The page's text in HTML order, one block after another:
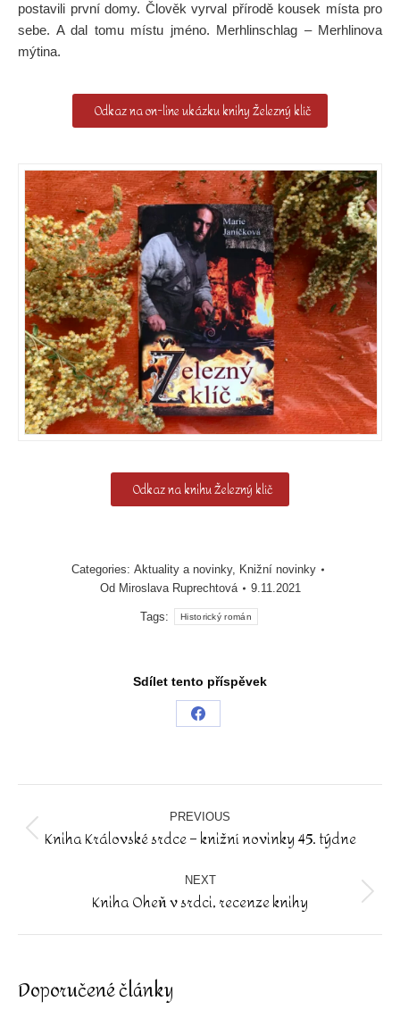
postavili první domy. Člověk vyrval přírodě kousek místa pro
sebe. A dal tomu místu jméno. Merhlinschlag – Merhlinova
mýtina.
Odkaz na on-line ukázku knihy Železný klíč
Odkaz na knihu Železný klíč
Categories: Aktuality a novinky, Knižní novinky
Od Miroslava Ruprechtová 9.11.2021
Tags: Historický román
Sdílet tento příspěvek
Share
Post
navigation PREVIOUS
Previous
Kniha Královské srdce – knižní novinky 45. týdne
NEXT
Next
Kniha Oheň v srdci, recenze knihy
Doporučené články